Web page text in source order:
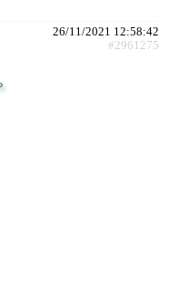
26/11/2021 12:58:42
#2961275